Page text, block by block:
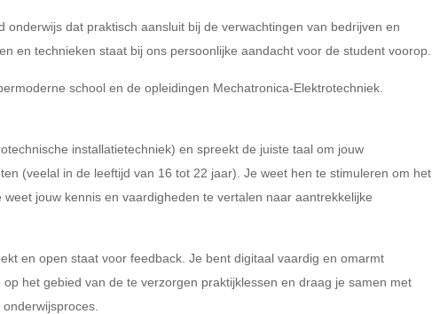
dat praktisch aansluit bij de verwachtingen van bedrijven en
en technieken staat bij ons persoonlijke aandacht voor de student voorop.
school en de opleidingen Mechatronica-Elektrotechniek.
installatietechniek) en spreekt de juiste taal om jouw
(veelal in de leeftijd van 16 tot 22 jaar). Je weet hen te stimuleren om het
jouw kennis en vaardigheden te vertalen naar aantrekkelijke
en open staat voor feedback. Je bent digitaal vaardig en omarmt
het gebied van de te verzorgen praktijklessen en draag je samen met